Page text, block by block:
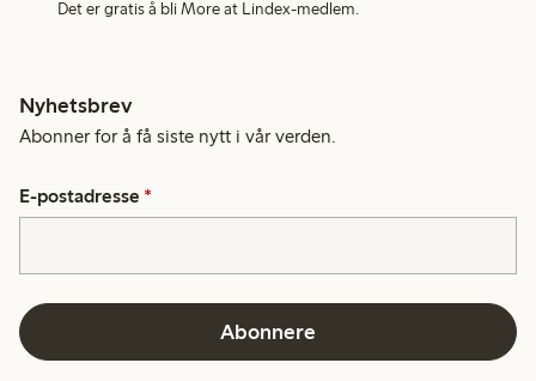
Det er gratis å bli More at Lindex-medlem.
Nyhetsbrev
Abonner for å få siste nytt i vår verden.
E-postadresse *
Abonnere